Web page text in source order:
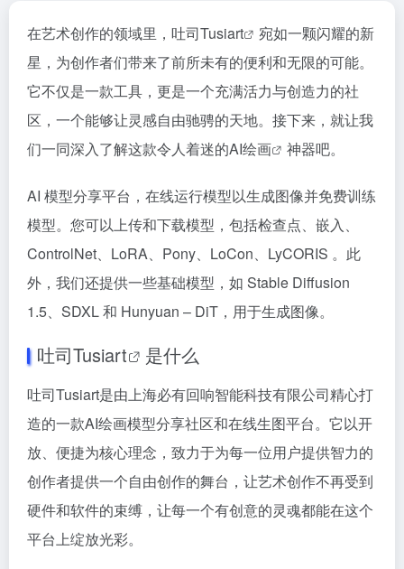
在艺术创作的领域里，吐司Tusiart
宛如一颗闪耀的新
星，为创作者们带来了前所未有的便利和无限的可能。
它不仅是一款工具，更是一个充满活力与创造力的社
区，一个能够让灵感自由驰骋的天地。接下来，就让我
们一同深入了解这款令人着迷的AI绘画 神器吧。
AI 模型分享平台，在线运行模型以生成图像并免费训练
模型。您可以上传和下载模型，包括检查点、嵌入、
ControlNet、LoRA、Pony、LoCon、LyCORIS 。此
外，我们还提供一些基础模型，如 Stable Diffusion
1.5、SDXL 和 Hunyuan – DiT，用于生成图像。
吐司Tusiart 是什么
吐司Tusiart是由上海必有回响智能科技有限公司精心打
造的一款AI绘画模型分享社区和在线生图平台。它以开
放、便捷为核心理念，致力于为每一位用户提供智力的
创作者提供一个自由创作的舞台，让艺术创作不再受到
硬件和软件的束缚，让每一个有创意的灵魂都能在这个
平台上绽放光彩。